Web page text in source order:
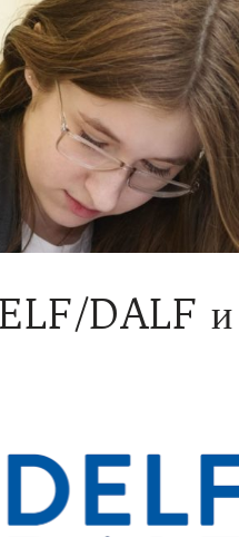
DALF и